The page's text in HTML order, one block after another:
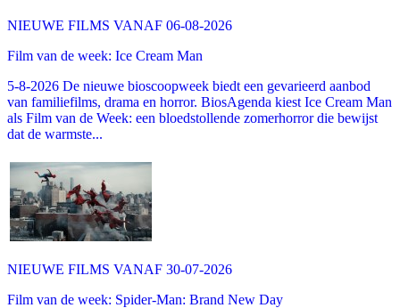
NIEUWE FILMS VANAF 06-08-2026
Film van de week: Ice Cream Man
5-8-2026 De nieuwe bioscoopweek biedt een gevarieerd aanbod
van familiefilms, drama en horror. BiosAgenda kiest Ice Cream Man
als Film van de Week: een bloedstollende zomerhorror die bewijst
dat de warmste...
NIEUWE FILMS VANAF 30-07-2026
Film van de week: Spider-Man: Brand New Day